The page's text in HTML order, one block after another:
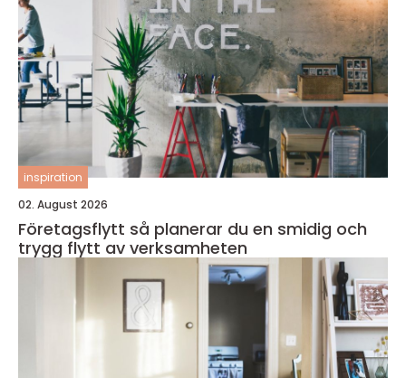
inspiration
02. August 2026
Företagsflytt så planerar du en smidig och
trygg flytt av verksamheten